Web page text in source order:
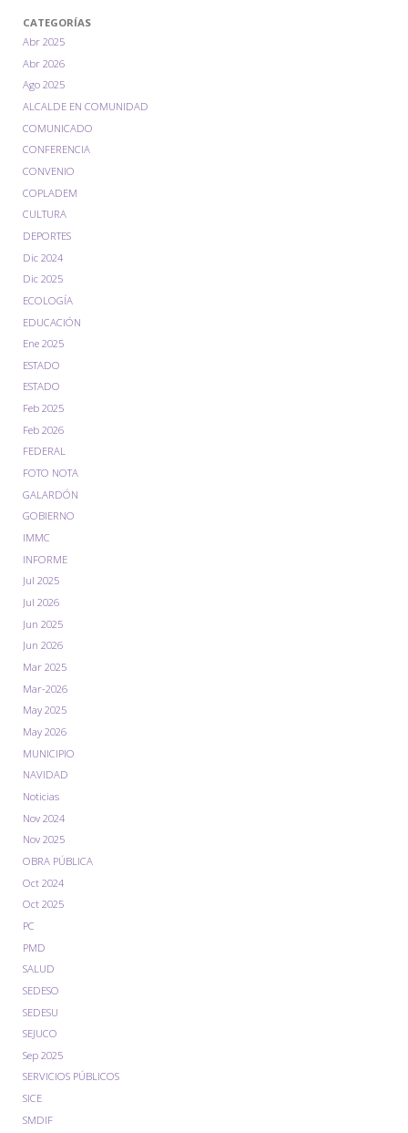
CATEGORÍAS
Abr 2025
Abr 2026
Ago 2025
ALCALDE EN COMUNIDAD
COMUNICADO
CONFERENCIA
CONVENIO
COPLADEM
CULTURA
DEPORTES
Dic 2024
Dic 2025
ECOLOGÍA
EDUCACIÓN
Ene 2025
ESTADO
ESTADO
Feb 2025
Feb 2026
FEDERAL
FOTO NOTA
GALARDÓN
GOBIERNO
IMMC
INFORME
Jul 2025
Jul 2026
Jun 2025
Jun 2026
Mar 2025
Mar-2026
May 2025
May 2026
MUNICIPIO
NAVIDAD
Noticias
Nov 2024
Nov 2025
OBRA PÚBLICA
Oct 2024
Oct 2025
PC
PMD
SALUD
SEDESO
SEDESU
SEJUCO
Sep 2025
SERVICIOS PÚBLICOS
SICE
SMDIF